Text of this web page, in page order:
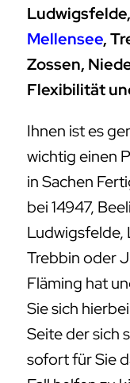
Mellensee,
Zossen,
Flexibilität
Ihnen ist es
wichtig einen
in Sachen
bei 14947,
Ludwigsfelde,
Trebbin oder
Fläming hat
Sie sich
Seite der sich
sofort für Sie